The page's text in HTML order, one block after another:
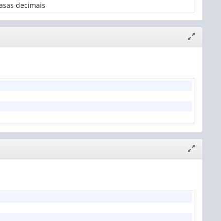
decimais
janela
janela